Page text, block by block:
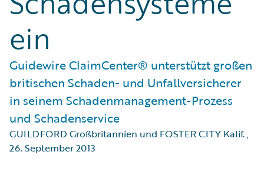
ein
Guidewire ClaimCenter® unterstützt großen
britischen Schaden- und Unfallversicherer
in seinem Schadenmanagement-Prozess
und Schadenservice
GUILDFORD Großbritannien und FOSTER CITY Kalif.,
26. September 2013